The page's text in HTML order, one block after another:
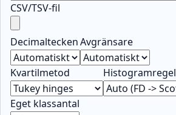
CSV/TSV-fil
DecimalteckenAvgränsare
Kvartilmetod Histogramregel
Eget klassantal